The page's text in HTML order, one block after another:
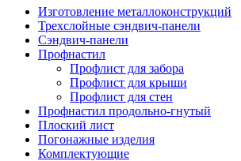
Изготовление металлоконструкций
Трехслойные сэндвич-панели
Сэндвич-панели
Профнастил
Профлист для забора
Профлист для крыши
Профлист для стен
Профнастил продольно-гнутый
Плоский лист
Погонажные изделия
Комплектующие